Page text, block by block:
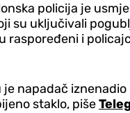
policija je
su uključivali
i
napadač
staklo, piše